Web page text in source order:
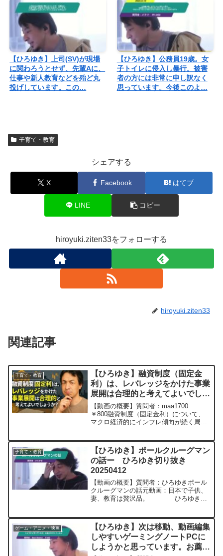
【ひろゆき】上司(SV)が現場
に関わろうとせず、先輩Aに、
仕事や新人教育などを殆ど丸
投げしています。この…
【ひろゆき】公務員19歳。女
子トイレに侵入し暴行。被害
者の方には非常に申し訳なく
思っています。今後このよ…
子育て・教育
シェアする
X Facebook はてブ
LINE コピー
hiroyuki.ziten33をフォローする
hiroyuki.ziten33
関連記事
子育て・教育
【ひろゆき】融資制度（固定金
利）は、レバレッジをかけた事業
展開は合理的と考えてよいでしょ
うか？ ー ひろゆき切り抜き
20250804
【動画の概要】質問者：maa1700
￥800融資制度（固定金利）について、
マクロ経済的にインフレ傾向が続く局面
開は合理的と考えてよいでしょうか？ そ
れとも金利上昇局面...
子育て・教育
【ひろゆき】ポールクルーグマン
の話ー ひろゆき切り抜き
20250412
【動画の概要】質問者：ひろゆきポール
クルーグマンの話元動画：日本で子供、
妻、教育は贅沢品。 ひろゆきさ
んな質問してるかな？と気になったこと
があれば、下記のサイトか...
ゲーム・アニメ・映画
【ひろゆき】次は移動、動画編集
しやすいゲーミングノートPCに
しようかと思っています。お薦め